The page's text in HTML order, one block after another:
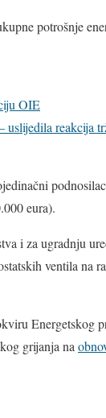
potrošnje
OIE
reakcija
eura).
i za ugradnju
ventila na
Energetskog
grijanja na